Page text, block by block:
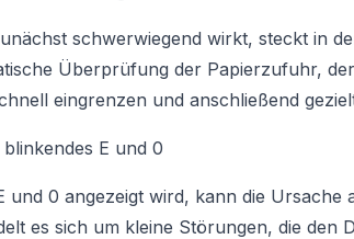
schwerwiegend wirkt, steckt in
Überprüfung der Papierzufuhr,
eingrenzen und anschließend
E und 0
0 angezeigt wird, kann die Ursache
es sich um kleine Störungen, die